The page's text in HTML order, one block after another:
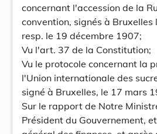
concernant l'accession de la
convention, signés à
resp. le 19 décembre 1907;
Vu l'art. 37 de la Constitution;
Vu le protocole concernant la
l'Union internationale des
signé à Bruxelles, le 17 mars
Sur le rapport de Notre
Président du Gouvernement,